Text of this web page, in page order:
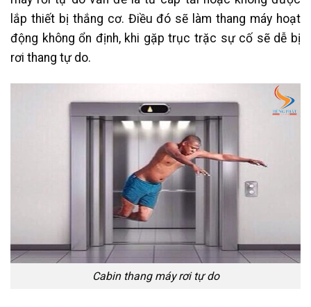
lắp thiết bị thắng cơ. Điều đó sẽ làm thang máy hoạt
động không ổn định, khi gặp trục trặc sự cố sẽ dễ bị
rơi thang tự do.
Cabin thang máy rơi tự do